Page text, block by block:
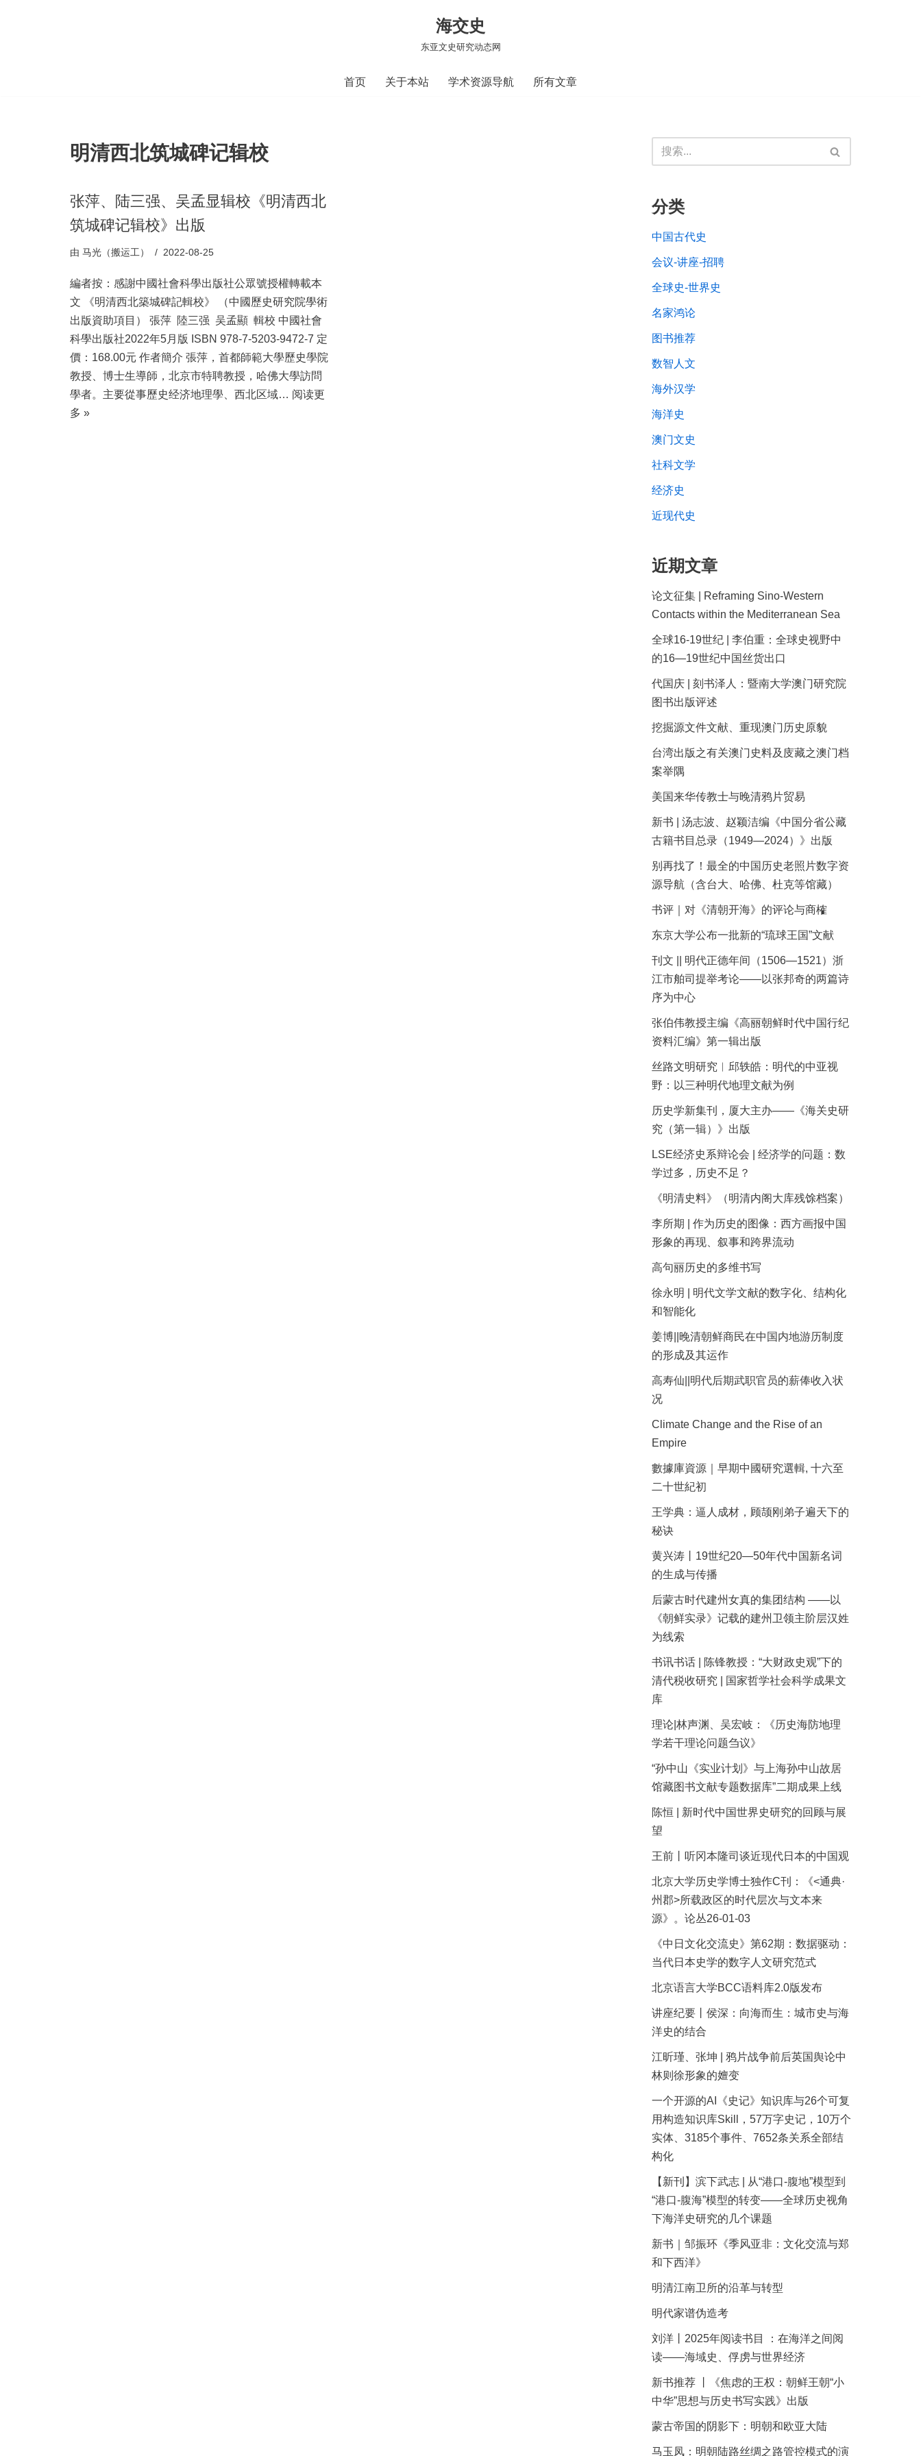
海交史
东亚文史研究动态网
首页 关于本站 学术资源导航 所有文章
明清西北筑城碑记辑校
张萍、陆三强、吴孟显辑校《明清西北
筑城碑记辑校》出版
由 马光（搬运工） 2022-08-25
編者按：感謝中國社會科學出版社公眾號授權轉載本
文 《明清西北築城碑記輯校》 （中國歷史研究院學術
出版資助項目） 張萍 陸三强 吴孟顯 輯校 中國社會
科學出版社2022年5月版 ISBN 978-7-5203-9472-7 定
價：168.00元 作者簡介 張萍，首都師範大學歷史學院
教授、博士生導師，北京市特聘教授，哈佛大學訪問
學者。主要從事歷史经济地理學、西北区域… 阅读更
多 »
分类
中国古代史
会议-讲座-招聘
全球史-世界史
名家鸿论
图书推荐
数智人文
海外汉学
海洋史
澳门文史
社科文学
经济史
近现代史
近期文章
论文征集 | Reframing Sino-Western
Contacts within the Mediterranean Sea
全球16-19世纪 | 李伯重：全球史视野中
的16—19世纪中国丝货出口
代国庆 | 刻书泽人：暨南大学澳门研究院
图书出版评述
挖掘源文件文献、重现澳门历史原貌
台湾出版之有关澳门史料及庋藏之澳门档
案举隅
美国来华传教士与晚清鸦片贸易
新书 | 汤志波、赵颖洁编《中国分省公藏
古籍书目总录（1949—2024）》出版
别再找了！最全的中国历史老照片数字资
源导航（含台大、哈佛、杜克等馆藏）
书评｜对《清朝开海》的评论与商榷
东京大学公布一批新的“琉球王国”文献
刊文 || 明代正德年间（1506—1521）浙
江市舶司提举考论——以张邦奇的两篇诗
序为中心
张伯伟教授主编《高丽朝鲜时代中国行纪
资料汇编》第一辑出版
丝路文明研究︱邱轶皓：明代的中亚视
野：以三种明代地理文献为例
历史学新集刊，厦大主办——《海关史研
究（第一辑）》出版
LSE经济史系辩论会 | 经济学的问题：数
学过多，历史不足？
《明清史料》（明清内阁大库残馀档案）
李所期 | 作为历史的图像：西方画报中国
形象的再现、叙事和跨界流动
高句丽历史的多维书写
徐永明 | 明代文学文献的数字化、结构化
和智能化
姜博||晚清朝鲜商民在中国内地游历制度
的形成及其运作
高寿仙||明代后期武职官员的薪俸收入状
况
Climate Change and the Rise of an
Empire
數據庫資源｜早期中國研究選輯, 十六至
二十世紀初
王学典：逼人成材，顾颉刚弟子遍天下的
秘诀
黄兴涛丨19世纪20—50年代中国新名词
的生成与传播
后蒙古时代建州女真的集团结构 ——以
《朝鲜实录》记载的建州卫领主阶层汉姓
为线索
书讯书话 | 陈锋教授：“大财政史观”下的
清代税收研究 | 国家哲学社会科学成果文
库
理论|林声渊、吴宏岐：《历史海防地理
学若干理论问题刍议》
“孙中山《实业计划》与上海孙中山故居
馆藏图书文献专题数据库”二期成果上线
陈恒 | 新时代中国世界史研究的回顾与展
望
王前丨听冈本隆司谈近现代日本的中国观
北京大学历史学博士独作C刊：《<通典·
州郡>所载政区的时代层次与文本来
源》。论丛26-01-03
《中日文化交流史》第62期：数据驱动：
当代日本史学的数字人文研究范式
北京语言大学BCC语料库2.0版发布
讲座纪要丨侯深：向海而生：城市史与海
洋史的结合
江昕瑾、张坤 | 鸦片战争前后英国舆论中
林则徐形象的嬗变
一个开源的AI《史记》知识库与26个可复
用构造知识库Skill，57万字史记，10万个
实体、3185个事件、7652条关系全部结
构化
【新刊】滨下武志 | 从“港口-腹地”模型到
“港口-腹海”模型的转变——全球历史视角
下海洋史研究的几个课题
新书｜邹振环《季风亚非：文化交流与郑
和下西洋》
明清江南卫所的沿革与转型
明代家谱伪造考
刘洋丨2025年阅读书目 ：在海洋之间阅
读——海域史、俘虏与世界经济
新书推荐 丨《焦虑的王权：朝鲜王朝“小
中华”思想与历史书写实践》出版
蒙古帝国的阴影下：明朝和欧亚大陆
马玉凤：明朝陆路丝绸之路管控模式的演